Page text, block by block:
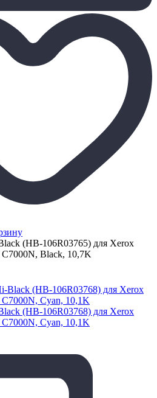
(HB-106R03765) для Xerox
Black, 10,7K
(HB-106R03768) для Xerox
Cyan, 10,1K